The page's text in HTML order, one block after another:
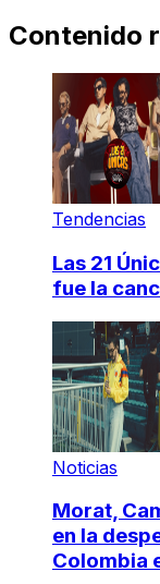
Contenido
Tendencias
Las 21
fue la
Noticias
Morat,
en la
Colombia